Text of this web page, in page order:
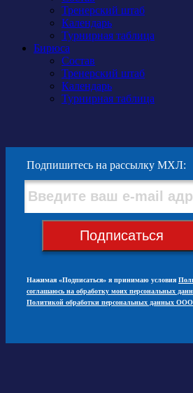
Тренерский штаб
Календарь
Турнирная таблица
Бирюса
Состав
Тренерский штаб
Календарь
Турнирная таблица
Подпишитесь на рассылку МХЛ:
Подписаться
Нажимая «Подписаться» я принимаю условия
соглашаюсь на обработку моих персональных
Политикой обработки персональных данных